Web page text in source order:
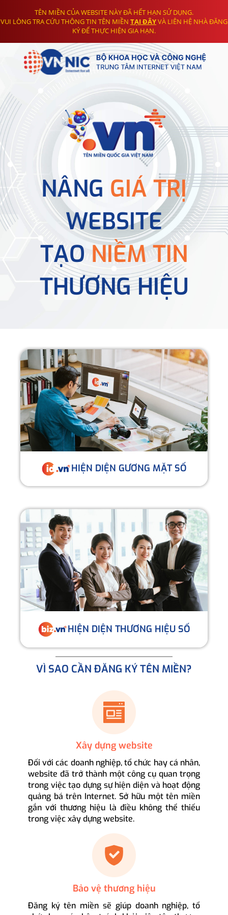
TÊN MIỀN CỦA WEBSITE NÀY ĐÃ HẾT HẠN SỬ DỤNG.
VUI LÒNG TRA CỨU THÔNG TIN TÊN MIỀN TẠI ĐÂYVÀ LIÊN HỆ NHÀ ĐĂNG
KÝ ĐỂ THỰC HIỆN GIA HẠN.
NÂNG GIÁ TRỊ
WEBSITE
TẠONIỀM TIN
THƯƠNG HIỆU
HIỆN DIỆN GƯƠNG MẶT SỐ
HIỆN DIỆN THƯƠNG HIỆU SỐ
VÌ SAO CẦN ĐĂNG KÝ TÊN MIỀN?
Xây dựng website
Đối với các doanh nghiệp, tổ chức hay cá nhân,
website đã trở thành một công cụ quan trọng
trong việc tạo dựng sự hiện diện và hoạt động
quảng bá trên Internet. Sở hữu một tên miền
gắn với thương hiệu là điều không thể thiếu
trong việc xây dựng website.
Bảo vệ thương hiệu
Đăng ký tên miền sẽ giúp doanh nghiệp, tổ